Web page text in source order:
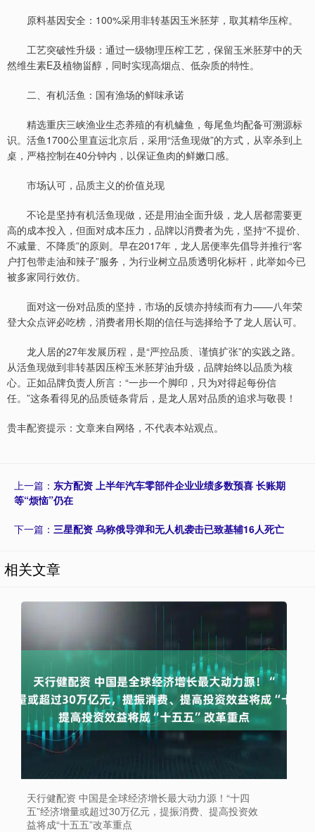
原料基因安全：100%采用非转基因玉米胚芽，取其精华压榨。
工艺突破性升级：通过一级物理压榨工艺，保留玉米胚芽中的天
然维生素E及植物甾醇，同时实现高烟点、低杂质的特性。
二、有机活鱼：国有渔场的鲜味承诺
精选重庆三峡渔业生态养殖的有机鳙鱼，每尾鱼均配备可溯源标
识。活鱼1700公里直运北京后，采用“活鱼现做”的方式，从宰杀到上
桌，严格控制在40分钟内，以保证鱼肉的鲜嫩口感。
市场认可，品质主义的价值兑现
不论是坚持有机活鱼现做，还是用油全面升级，龙人居都需要更
高的成本投入，但面对成本压力，品牌以消费者为先，坚持“不提价、
不减量、不降质”的原则。早在2017年，龙人居便率先倡导并推行“客
户打包带走油和辣子”服务，为行业树立品质透明化标杆，此举如今已
被多家同行效仿。
面对这一份对品质的坚持，市场的反馈亦持续而有力——八年荣
登大众点评必吃榜，消费者用长期的信任与选择给予了龙人居认可。
龙人居的27年发展历程，是“严控品质、谨慎扩张”的实践之路。
从活鱼现做到非转基因压榨玉米胚芽油升级，品牌始终以品质为核
心。正如品牌负责人所言：“一步一个脚印，只为对得起每份信
任。”这条看得见的品质链条背后，是龙人居对品质的追求与敬畏！
贵丰配资提示：文章来自网络，不代表本站观点。
上一篇： 东方配资 上半年汽车零部件企业业绩多数预喜 长账期
等“烦恼”仍在
下一篇： 三星配资 乌称俄导弹和无人机袭击已致基辅16人死亡
相关文章
天行健配资 中国是全球经济增长最大动力源！“十四
五”经济增量或超过30万亿元，提振消费、提高投资效
益将成“十五五”改革重点